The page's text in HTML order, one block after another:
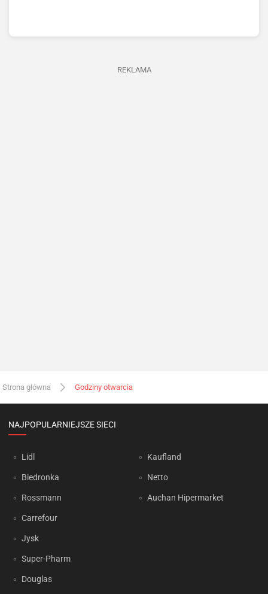
REKLAMA
Strona główna Godziny otwarcia
NAJPOPULARNIEJSZE SIECI
Lidl
Biedronka
Rossmann
Carrefour
Jysk
Super-Pharm
Douglas
Kaufland
Netto
Auchan Hipermarket